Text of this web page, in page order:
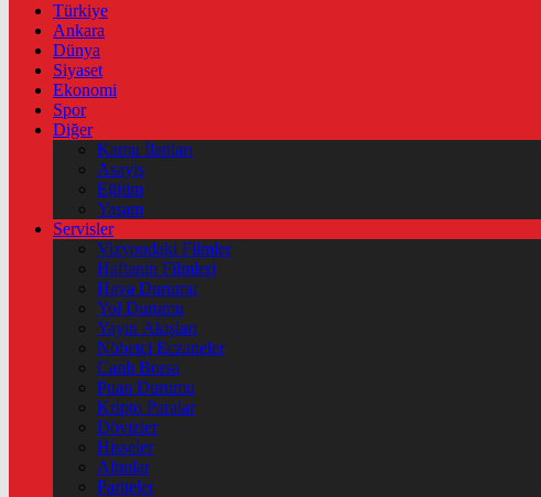
Türkiye
Ankara
Dünya
Siyaset
Ekonomi
Spor
Diğer
Kamu İlanları
Asayiş
Eğitim
Yaşam
Servisler
Vizyondaki Filmler
Haftanin Filmleri
Hava Durumu
Yol Durumu
Yayın Akışları
Nöbetçi Eczaneler
Canlı Borsa
Puan Durumu
Kripto Paralar
Dövizler
Hisseler
Altınlar
Pariteler